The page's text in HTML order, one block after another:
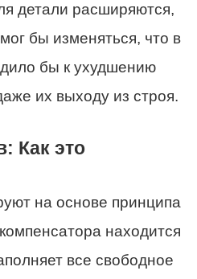
детали расширяются,
бы изменяться, что в
бы к ухудшению
их выходу из строя.
Как это
на основе принципа
находится
все свободное